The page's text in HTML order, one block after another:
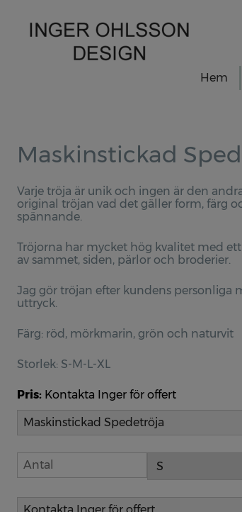
Hem
Maskinstickad
Varje tröja är unik och ingen är den
original tröjan vad det gäller form, färg
spännande.
Tröjorna har mycket hög kvalitet med
av sammet, siden, pärlor och broderier.
Jag gör tröjan efter kundens personliga
uttryck.
Färg: röd, mörkmarin, grön och naturvit
Storlek: S-M-L-XL
Pris: Kontakta Inger för offert